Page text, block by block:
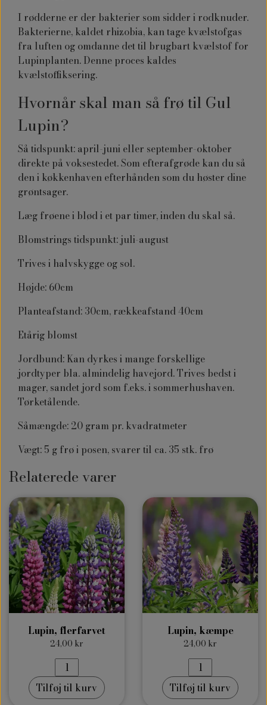
I rødderne er der bakterier som sidder i rodknuder.
Bakterierne, kaldet rhizobia, kan tage kvælstofgas
fra luften og omdanne det til brugbart kvælstof for
Lupinplanten. Denne proces kaldes
kvælstoffiksering.
Hvornår skal man så frø til Gul
Lupin?
Så tidspunkt: april-juni eller september-oktober
direkte på voksestedet. Som efterafgrøde kan du så
den i køkkenhaven efterhånden som du høster dine
grøntsager.
Læg frøene i blød i et par timer, inden du skal så.
Blomstrings tidspunkt: juli-august
Trives i halvskygge og sol.
Højde: 60cm
Planteafstand: 30cm, rækkeafstand 40cm
Etårig blomst
Jordbund: Kan dyrkes i mange forskellige
jordtyper bla. almindelig havejord. Trives bedst i
mager, sandet jord som f.eks. i sommerhushaven.
Tørketålende.
Såmængde: 20 gram pr. kvadratmeter
Vægt: 5 g frø i posen, svarer til ca. 35 stk. frø
Relaterede varer
Lupin, flerfarvet
24,00 kr
Tilføj til kurv
Lupin, kæmpe
24,00 kr
Tilføj til kurv